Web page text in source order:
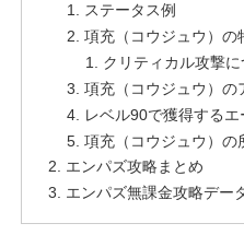
ステータス例
項充（コウジュウ）の
クリティカル攻撃
項充（コウジュウ）の
レベル90で獲得する
項充（コウジュウ）の
エンパズ攻略まとめ
エンパズ無課金攻略デー